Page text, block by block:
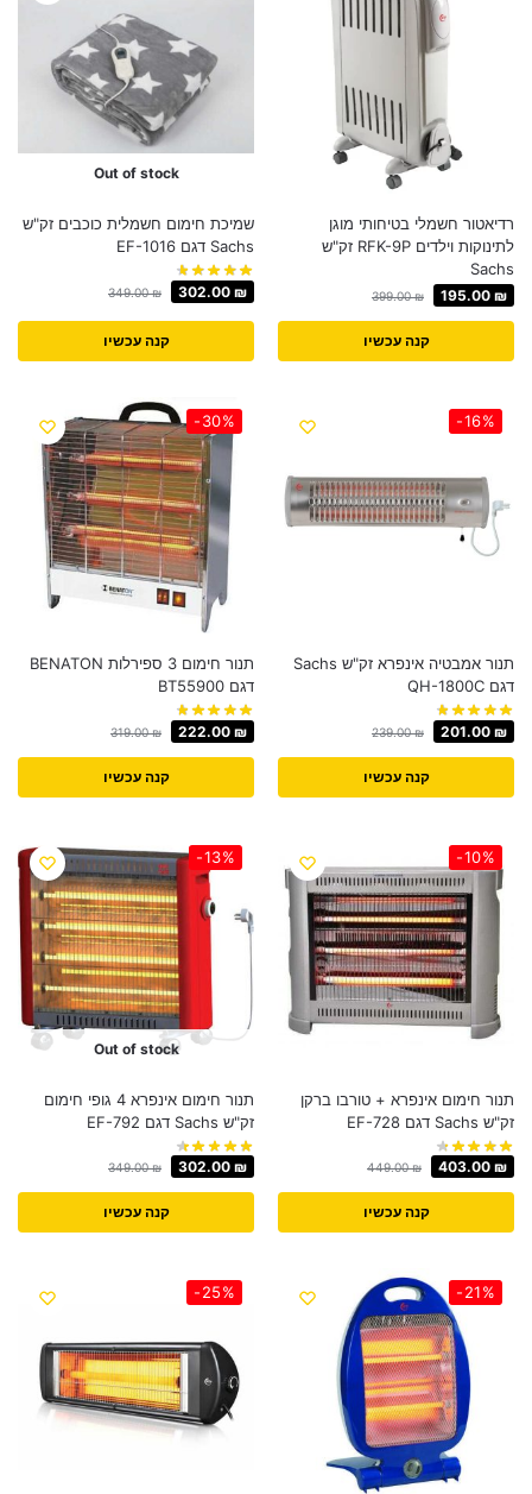
רדיאטור חשמלי בטיחותי מוגן
לתינוקות וילדים RFK-9P זק"ש
Sachs
399.00₪ 195.00 ₪
קנה עכשיו
Out of stock
שמיכת חימום חשמלית כוכבים זק"ש
Sachs דגם EF-1016
349.00₪ 302.00 ₪
קנה עכשיו
-16%
תנור אמבטיה אינפרא זק"ש Sachs
דגם QH-1800C
239.00₪ 201.00 ₪
קנה עכשיו
-30%
תנור חימום 3 ספירלות BENATON
דגם BT55900
319.00₪ 222.00 ₪
קנה עכשיו
-10%
תנור חימום אינפרא + טורבו ברקן
זק"ש Sachs דגם EF-728
449.00₪ 403.00 ₪
קנה עכשיו
-13%
Out of stock
תנור חימום אינפרא 4 גופי חימום
זק"ש Sachs דגם EF-792‎
349.00₪ 302.00 ₪
קנה עכשיו
-21%
-25%